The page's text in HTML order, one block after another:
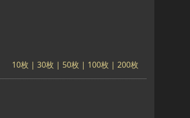
10枚 | 30枚 | 50枚 | 100枚 | 200枚